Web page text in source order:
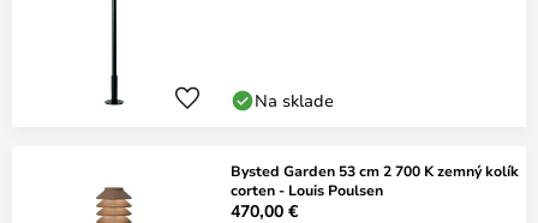
Na sklade
Bysted Garden 53 cm 2 700 K zemný kolík
corten - Louis Poulsen
470,00 €